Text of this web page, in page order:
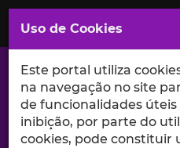
Saltar
para
Conteúdo
Principal
A excelência da
Uso de Cookies
Este portal utiliza
na navegação no site
de funcionalidades úteis
inibição, por parte do
cookies, pode constituir